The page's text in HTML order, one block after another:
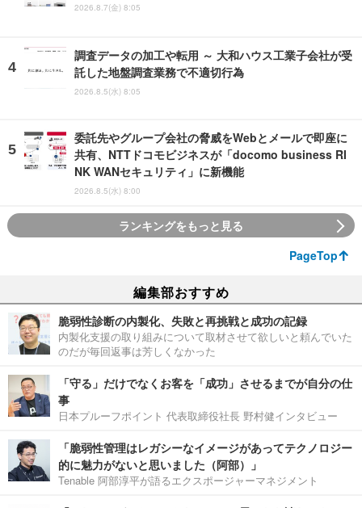
2026.8.7(金) 8:05
調査データの加工や転用 ～ 大和ハウス工業子会社が受
託した地盤調査業務で不適切行為
2026.8.5(水) 8:05
委託先やグループ会社の脅威をWebとメールで即座に
共有、NTTドコモビジネスが「docomo business RI
NK WANセキュリティ」に新機能
2026.8.5(水) 8:00
ランキングをもっと見る
PageTop
編集部おすすめ
脆弱性診断の内製化、失敗と再挑戦と成功の記録
内製化支援の取り組みについて取材させて欲しいと頼んでいた
のだが毎回返事は芳しくなかった
「守る」だけでなくお客を「成功」させるまでが自分の仕
事
日本プルーフポイント 代表取締役社長 野村健インタビュー
「脆弱性管理はレガシーなイメージがあってテクノロジー
的に魅力がないと思いました（阿部）」
Tenable 阿部淳平が語るエクスポージャーマネジメント